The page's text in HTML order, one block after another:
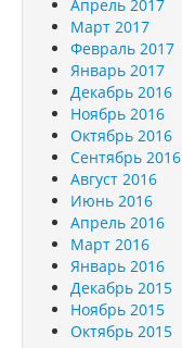
Апрель 2017
Март 2017
Февраль 2017
Январь 2017
Декабрь 2016
Ноябрь 2016
Октябрь 2016
Сентябрь 2016
Август 2016
Июнь 2016
Апрель 2016
Март 2016
Январь 2016
Декабрь 2015
Ноябрь 2015
Октябрь 2015